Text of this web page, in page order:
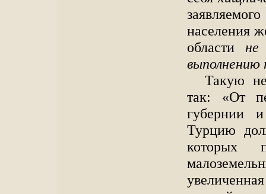
населения
области не
выполнению
Такую
так: «От
губернии
Турцию
которых